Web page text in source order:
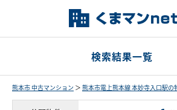
検索結果一覧
熊本市 中古マンション ＞ 熊本市電上熊本線 本妙寺入口駅の